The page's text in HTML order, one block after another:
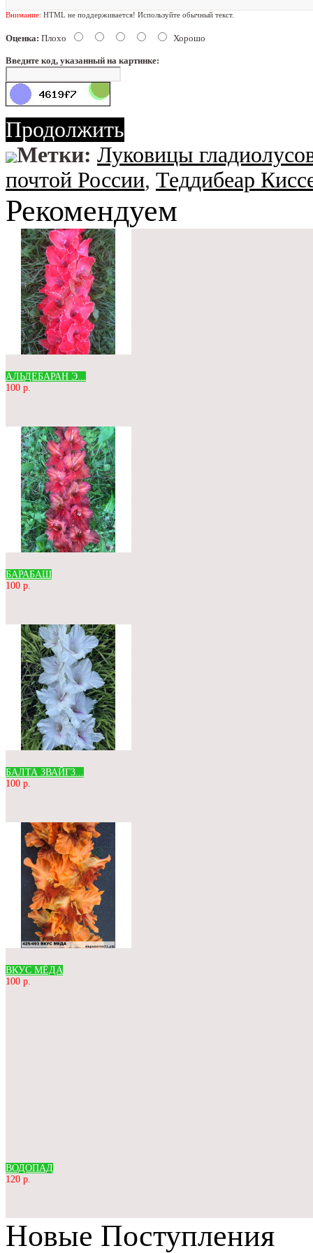
Внимание: HTML не поддерживается! Используйте обычный текст.
Оценка: Плохо Хорошо
Введите код, указанный на картинке:
Продолжить
Метки: Луковицы
почтой России, Теддибеар
Рекомендуем
АЛЬДЕБАРАН Э...
100 р.
БАРАБАШ
100 р.
БАЛТА ЗВАЙГЗ...
100 р.
ВКУС МЁДА
100 р.
ВОДОПАД
120 р.
Новые Поступления